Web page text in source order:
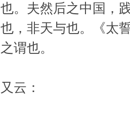
也。夫然后之中国，
也，非天与也。《太
之谓也。
又云：